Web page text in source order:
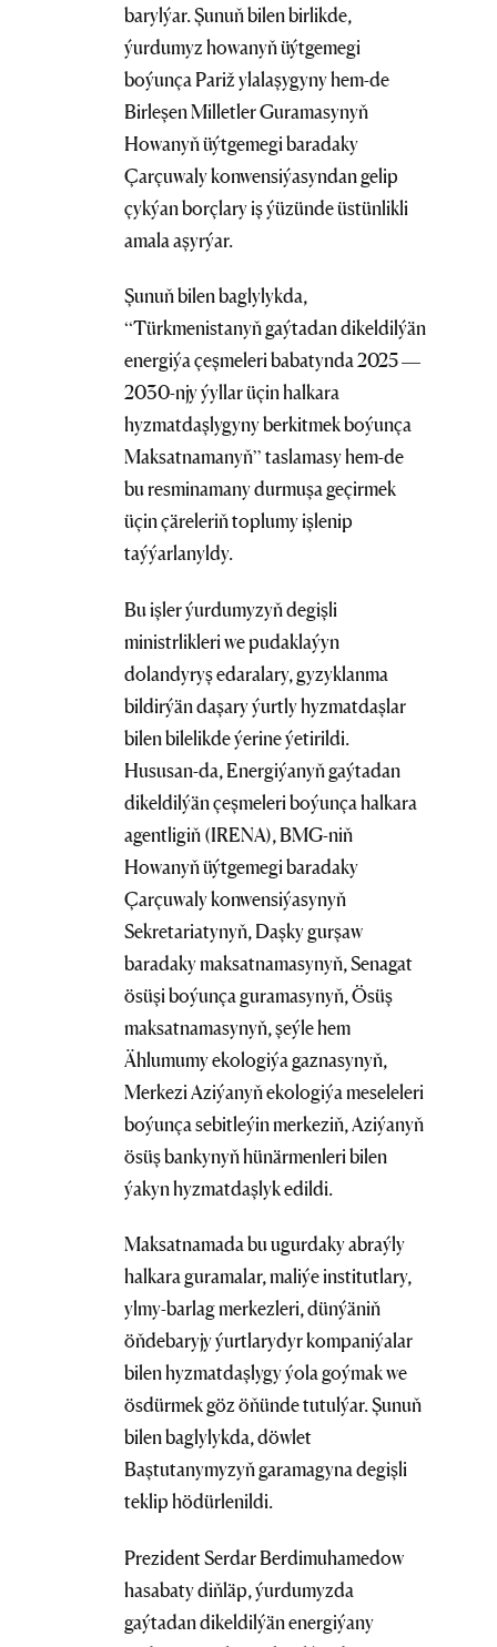
barylýar. Şunuň bilen birlikde,
ýurdumyz howanyň üýtgemegi
boýunça Pariž ylalaşygyny hem-de
Birleşen Milletler Guramasynyň
Howanyň üýtgemegi baradaky
Çarçuwaly konwensiýasyndan gelip
çykýan borçlary iş ýüzünde üstünlikli
amala aşyrýar.
Şunuň bilen baglylykda,
“Türkmenistanyň gaýtadan dikeldilýän
energiýa çeşmeleri babatynda 2025 —
2030-njy ýyllar üçin halkara
hyzmatdaşlygyny berkitmek boýunça
Maksatnamanyň” taslamasy hem-de
bu resminamany durmuşa geçirmek
üçin çäreleriň toplumy işlenip
taýýarlanyldy.
Bu işler ýurdumyzyň degişli
ministrlikleri we pudaklaýyn
dolandyryş edaralary, gyzyklanma
bildirýän daşary ýurtly hyzmatdaşlar
bilen bilelikde ýerine ýetirildi.
Hususan-da, Energiýanyň gaýtadan
dikeldilýän çeşmeleri boýunça halkara
agentligiň (IRENA), BMG-niň
Howanyň üýtgemegi baradaky
Çarçuwaly konwensiýasynyň
Sekretariatynyň, Daşky gurşaw
baradaky maksatnamasynyň, Senagat
ösüşi boýunça guramasynyň, Ösüş
maksatnamasynyň, şeýle hem
Ählumumy ekologiýa gaznasynyň,
Merkezi Aziýanyň ekologiýa meseleleri
boýunça sebitleýin merkeziň, Aziýanyň
ösüş bankynyň hünärmenleri bilen
ýakyn hyzmatdaşlyk edildi.
Maksatnamada bu ugurdaky abraýly
halkara guramalar, maliýe institutlary,
ylmy-barlag merkezleri, dünýäniň
öňdebaryjy ýurtlarydyr kompaniýalar
bilen hyzmatdaşlygy ýola goýmak we
ösdürmek göz öňünde tutulýar. Şunuň
bilen baglylykda, döwlet
Baştutanymyzyň garamagyna degişli
teklip hödürlenildi.
Prezident Serdar Berdimuhamedow
hasabaty diňläp, ýurdumyzda
gaýtadan dikeldilýän energiýany